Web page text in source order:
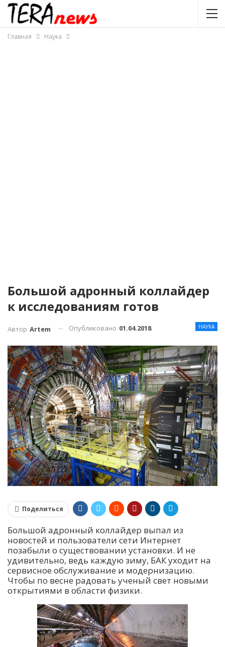
Главная Наука
Большой адронный коллайдер
к исследованиям готов
НАУКА
Автор Artem Опубликовано 01.04.2018
Поделиться
Большой адронный коллайдер выпал из
новостей и пользователи сети Интернет
позабыли о существовании установки. И не
удивительно, ведь каждую зиму, БАК уходит на
сервисное обслуживание и модернизацию.
Чтобы по весне радовать ученый свет новыми
открытиями в области физики.